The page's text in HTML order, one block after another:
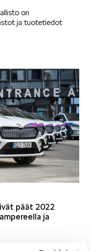
on
ja tuotetiedot
päät 2022
ja